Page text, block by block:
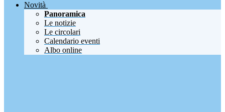
Novità
Panoramica
Le notizie
Le circolari
Calendario eventi
Albo online